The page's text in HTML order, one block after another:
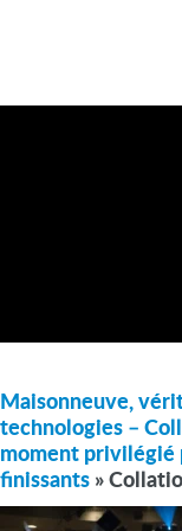
Maisonneuve,
technologies –
moment privilégié
finissants »